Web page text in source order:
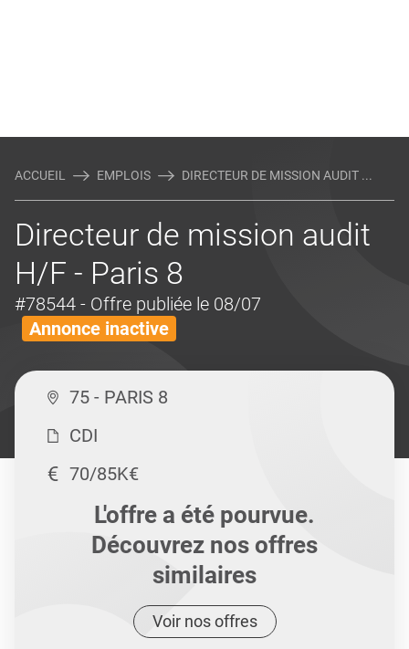
ACCUEIL EMPLOIS DIRECTEUR DE MISSION AUDIT ...
Directeur de mission audit
H/F - Paris 8
#78544 - Offre publiée le 08/07
Annonce inactive
75 - PARIS 8
CDI
70/85K€
L'offre a été pourvue.
Découvrez nos offres
similaires
Voir nos offres